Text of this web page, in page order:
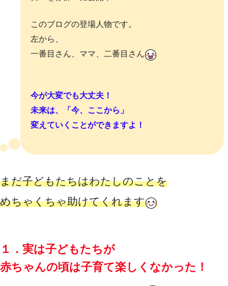
このブログの登場人物です。
左から、
一番目さん、ママ、二番目さん
今が大変でも大丈夫！
未来は、「今、ここから」
変えていくことができますよ！
まだ子どもたちはわたしのことを
めちゃくちゃ助けてくれます
１．実は子どもたちが
赤ちゃんの頃は子育て楽しくなかった！